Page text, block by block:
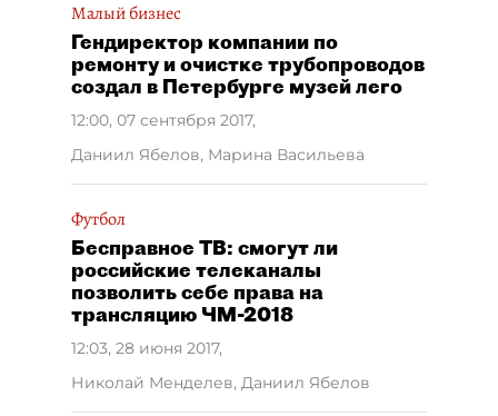
Малый бизнес
Гендиректор компании по
ремонту и очистке трубопроводов
создал в Петербурге музей лего
12:00, 07 сентября 2017,
Даниил Ябелов, Марина Васильева
Футбол
Бесправное ТВ: смогут ли
российские телеканалы
позволить себе права на
трансляцию ЧМ-2018
12:03, 28 июня 2017,
Николай Менделев, Даниил Ябелов